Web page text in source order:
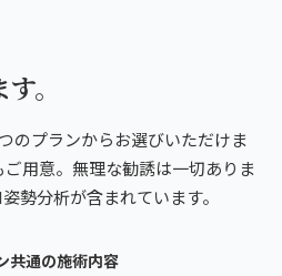
。
のプランからお選びいただけま
用意。無理な勧誘は一切ありま
勢分析が含まれています。
共通の施術内容